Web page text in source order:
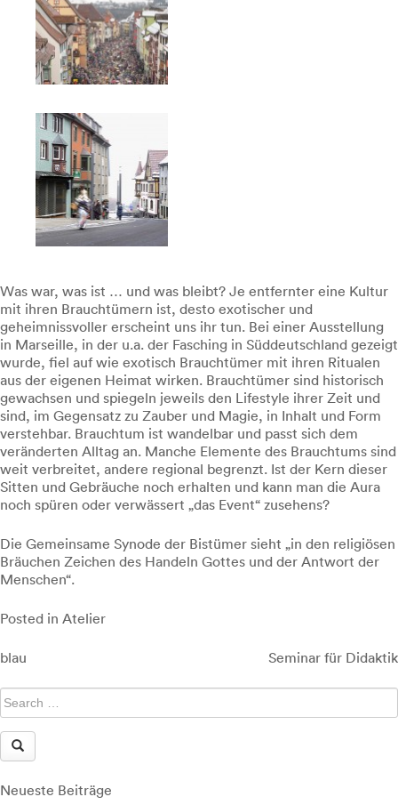
Was war, was ist … und was bleibt? Je entfernter eine Kultur
mit ihren Brauchtümern ist, desto exotischer und
geheimnissvoller erscheint uns ihr tun. Bei einer Ausstellung
in Marseille, in der u.a. der Fasching in Süddeutschland gezeigt
wurde, fiel auf wie exotisch Brauchtümer mit ihren Ritualen
aus der eigenen Heimat wirken. Brauchtümer sind historisch
gewachsen und spiegeln jeweils den Lifestyle ihrer Zeit und
sind, im Gegensatz zu Zauber und Magie, in Inhalt und Form
verstehbar. Brauchtum ist wandelbar und passt sich dem
veränderten Alltag an. Manche Elemente des Brauchtums sind
weit verbreitet, andere regional begrenzt. Ist der Kern dieser
Sitten und Gebräuche noch erhalten und kann man die Aura
noch spüren oder verwässert „das Event“ zusehens?
Die Gemeinsame Synode der Bistümer sieht „in den religiösen
Bräuchen Zeichen des Handeln Gottes und der Antwort der
Menschen“.
Posted in Atelier
Beitragsnavigation
blau Seminar für Didaktik
Neueste Beiträge